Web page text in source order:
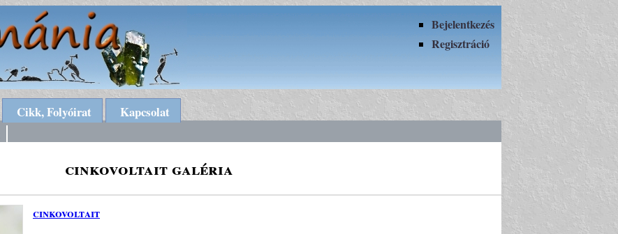
Bejelentkezés
Regisztráció
Cikk, Folyóirat
Kapcsolat
cinkovoltait galéria
cinkovoltait